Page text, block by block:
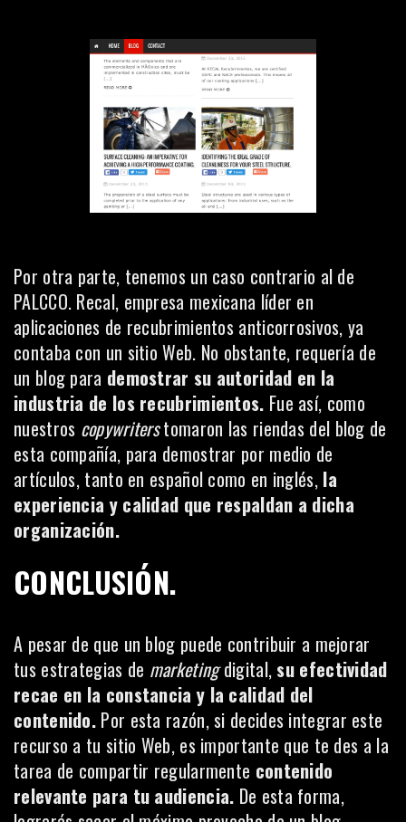
Por otra parte, tenemos un caso contrario al de
PALCCO. Recal, empresa mexicana líder en
aplicaciones de recubrimientos anticorrosivos, ya
contaba con un sitio Web. No obstante, requería de
un blog para demostrar su autoridad en la
industria de los recubrimientos. Fue así, como
nuestros copywriterstomaron las riendas del blog de
esta compañía, para demostrar por medio de
artículos, tanto en español como en inglés, la
experiencia y calidad que respaldan a dicha
organización.
CONCLUSIÓN.
A pesar de que un blog puede contribuir a mejorar
tus estrategias de marketingdigital, su efectividad
recae en la constancia y la calidad del
contenido. Por esta razón, si decides integrar este
recurso a tu sitio Web, es importante que te des a la
tarea de compartir regularmente contenido
relevante para tu audiencia. De esta forma,